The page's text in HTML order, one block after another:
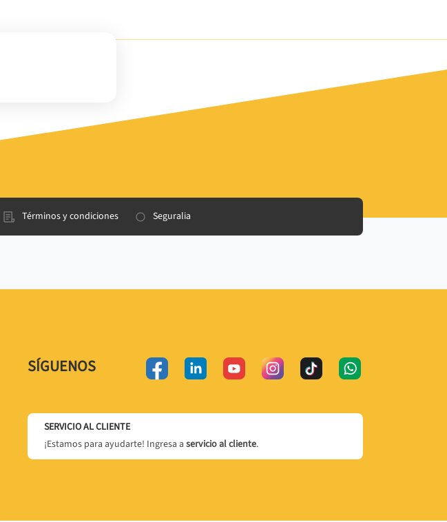
Términos y condiciones Seguralia
SÍGUENOS
SERVICIO AL CLIENTE
¡Estamos para ayudarte! Ingresa a servicio al cliente.